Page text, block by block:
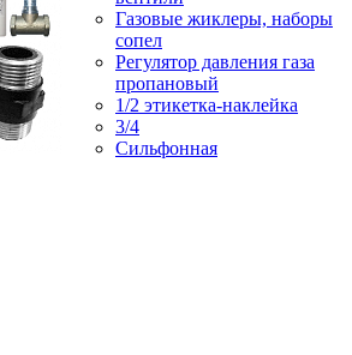
Газовые жиклеры, наборы
сопел
Регулятор давления газа
пропановый
1/2 этикетка-наклейка
3/4
Сильфонная